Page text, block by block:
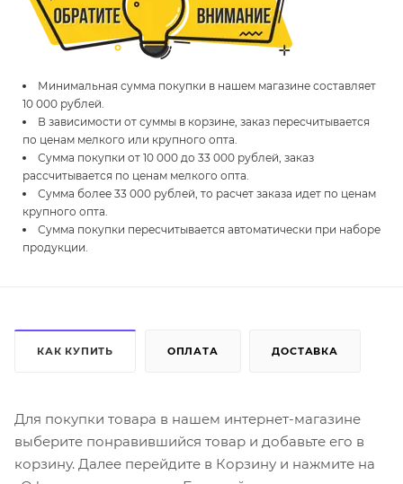
Минимальная сумма покупки в нашем магазине составляет
10 000 рублей.
В зависимости от суммы в корзине, заказ пересчитывается
по ценам мелкого или крупного опта.
Сумма покупки от 10 000 до 33 000 рублей, заказ
рассчитывается по ценам мелкого опта.
Сумма более 33 000 рублей, то расчет заказа идет по ценам
крупного опта.
Сумма покупки пересчитывается автоматически при наборе
продукции.
КАК КУПИТЬ ОПЛАТА ДОСТАВКА
Для покупки товара в нашем интернет-магазине
выберите понравившийся товар и добавьте его в
корзину. Далее перейдите в Корзину и нажмите на